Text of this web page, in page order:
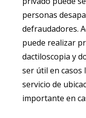
personas
defraudadores.
puede realizar
dactiloscopia y
ser útil en casos
servicio de
importante en